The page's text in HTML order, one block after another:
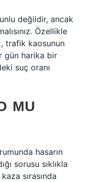
değildir, ancak
Özellikle
trafik kaosunun
gün harika bir
suç oranı
MU
hasarın
sorusu sıklıkla
sırasında